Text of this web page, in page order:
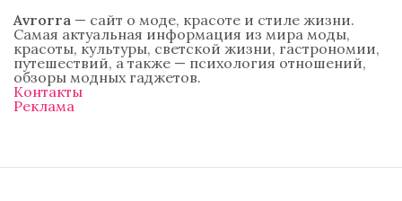
Avrorra — сайт о моде, красоте и стиле жизни.
Самая актуальная информация из мира моды,
красоты, культуры, светской жизни, гастрономии,
путешествий, а также — психология отношений,
обзоры модных гаджетов.
Контакты
Реклама